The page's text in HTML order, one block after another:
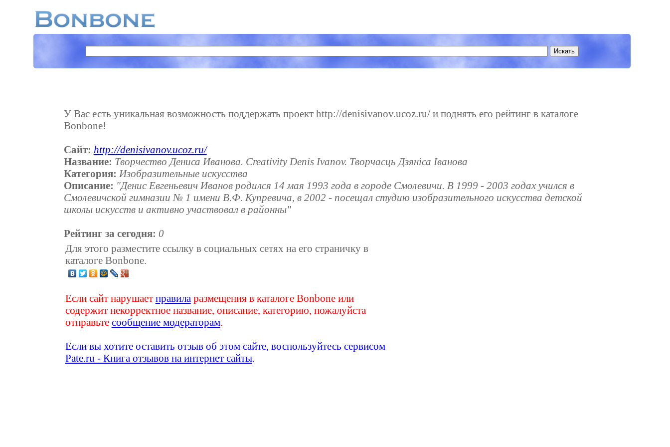
У Вас есть уникальная возможность поддержать проект http://denisivanov.ucoz.ru/ и поднять его рейтинг в каталоге
Bonbone!
Сайт: http://denisivanov.ucoz.ru/
Название: Творчество Дениса Иванова. Creativity Denis Ivanov. Творчасць Дзянiса Іванова
Категория: Изобразительные искусства
Описание: "Денис Евгеньевич Иванов родился 14 мая 1993 года в городе Смолевичи. В 1999 - 2003 годах учился в
Смолевичской гимназии № 1 имени В.Ф. Купревича, в 2002 - посещал студию изобразительного искусства детской
школы искусств и активно участвовал в районны"
Рейтинг за сегодня: 0
Для этого разместите ссылку в социальных сетях на его страничку в
каталоге Bonbone.
Если сайт нарушает правила размещения в каталоге Bonbone или
содержит некорректное название, описание, категорию, пожалуйста
отправьте сообщение модераторам.
Если вы хотите оставить отзыв об этом сайте, воспользуйтесь сервисом
Pate.ru - Книга отзывов на интернет сайты.